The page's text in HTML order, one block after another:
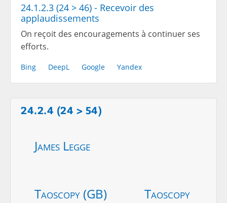
24.1.2.3 (24 > 46) - Recevoir des
applaudissements
On reçoit des encouragements à continuer ses
efforts.
Bing DeepL Google Yandex
24.2.4 (24 > 54)
James Legge
Taoscopy (GB) Taoscopy